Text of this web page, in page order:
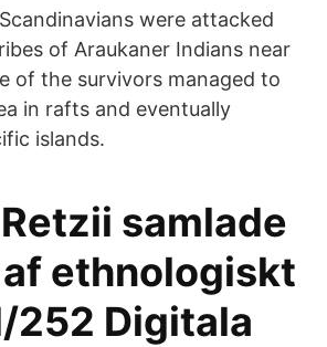
were attacked
of Araukaner Indians near
of the survivors managed to
in rafts and eventually
islands.
samlade
ethnologiskt
252 Digitala